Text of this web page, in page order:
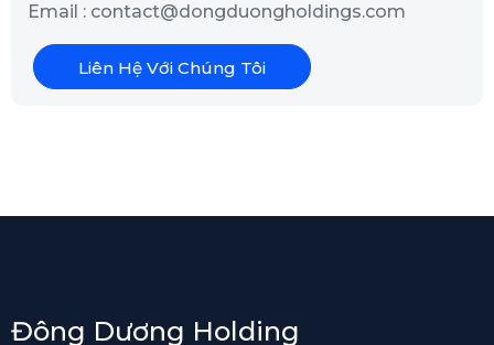
Email : contact@dongduongholdings.com
Liên Hệ Với Chúng Tôi
Đông Dương Holding